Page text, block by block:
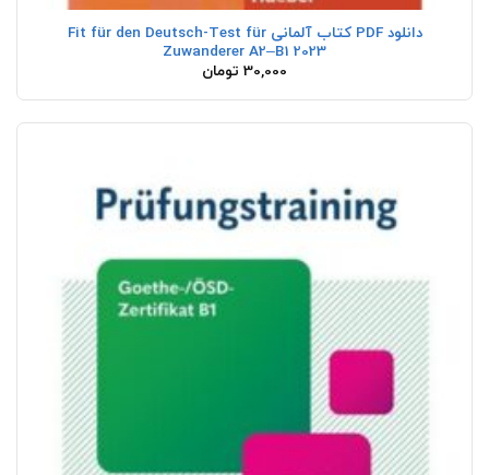
دانلود PDF کتاب آلمانی Fit für den Deutsch-Test für
Zuwanderer A2–B1 2023
30,000 تومان